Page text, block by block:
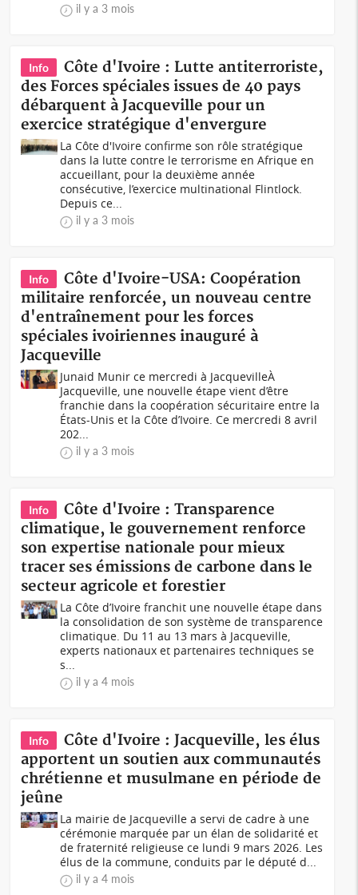
il y a 3 mois
Info
Côte d'Ivoire : Lutte antiterroriste,
des Forces spéciales issues de 40 pays
débarquent à Jacqueville pour un
exercice stratégique d'envergure
La Côte d'Ivoire confirme son rôle stratégique
dans la lutte contre le terrorisme en Afrique en
accueillant, pour la deuxième année
consécutive, l’exercice multinational Flintlock.
Depuis ce...
il y a 3 mois
Info
Côte d'Ivoire-USA: Coopération
militaire renforcée, un nouveau centre
d'entraînement pour les forces
spéciales ivoiriennes inauguré à
Jacqueville
Junaid Munir ce mercredi à JacquevilleÀ
Jacqueville, une nouvelle étape vient d’être
franchie dans la coopération sécuritaire entre la
États-Unis et la Côte d’Ivoire. Ce mercredi 8 avril
202...
il y a 3 mois
Info
Côte d'Ivoire : Transparence
climatique, le gouvernement renforce
son expertise nationale pour mieux
tracer ses émissions de carbone dans le
secteur agricole et forestier
La Côte d’Ivoire franchit une nouvelle étape dans
la consolidation de son système de transparence
climatique. Du 11 au 13 mars à Jacqueville,
experts nationaux et partenaires techniques se
s...
il y a 4 mois
Info
Côte d'Ivoire : Jacqueville, les élus
apportent un soutien aux communautés
chrétienne et musulmane en période de
jeûne
La mairie de Jacqueville a servi de cadre à une
cérémonie marquée par un élan de solidarité et
de fraternité religieuse ce lundi 9 mars 2026. Les
élus de la commune, conduits par le député d...
il y a 4 mois